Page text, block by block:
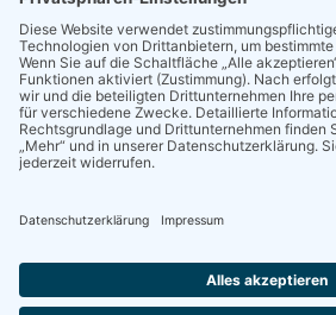
VORBEREITUNG
Ich freue mich schon sehr auf unsere
Session,
Dein Oliver Geisselhart und